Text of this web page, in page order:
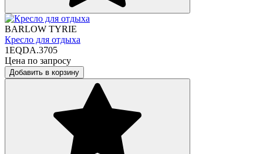
BARLOW TYRIE
Кресло для отдыха
1EQDA.3705
Цена по запросу
Добавить в корзину